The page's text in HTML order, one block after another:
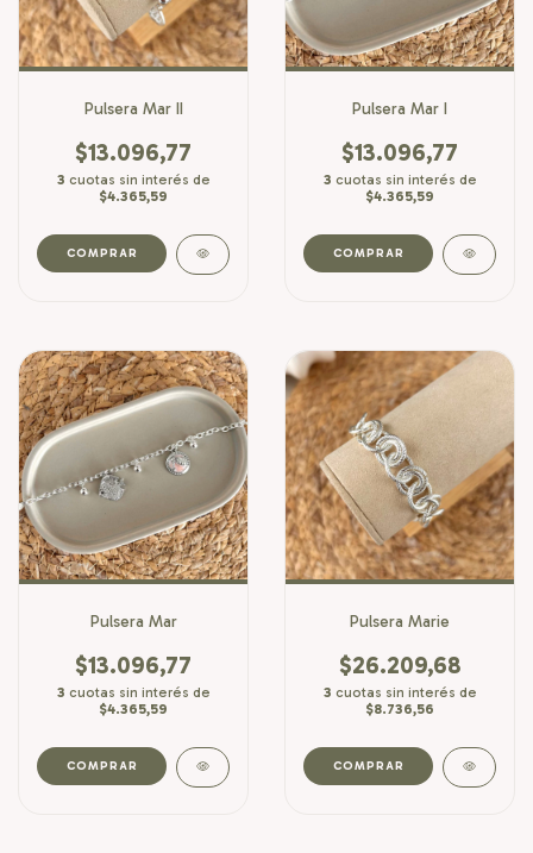
Pulsera Mar II
$13.096,77
3 cuotas sin interés de
$4.365,59
Pulsera Mar I
$13.096,77
3 cuotas sin interés de
$4.365,59
Pulsera Mar
$13.096,77
3 cuotas sin interés de
$4.365,59
Pulsera Marie
$26.209,68
3 cuotas sin interés de
$8.736,56